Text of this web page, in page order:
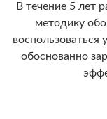
В течение 5 лет
методику
воспользоваться
обоснованно